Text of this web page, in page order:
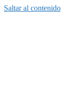
Saltar al contenido